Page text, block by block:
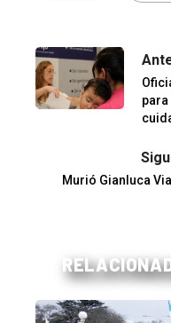
Murió Gianluca